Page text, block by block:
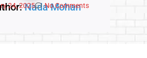
Nada Mohan
24, 2025 No Comments